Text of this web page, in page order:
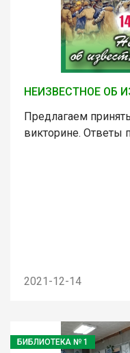
НЕИЗВЕСТНОЕ ОБ
Предлагаем
викторине. Ответы
2021-12-14
БИБЛИОТЕКА № 1